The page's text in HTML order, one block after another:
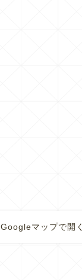
Googleマップで開く